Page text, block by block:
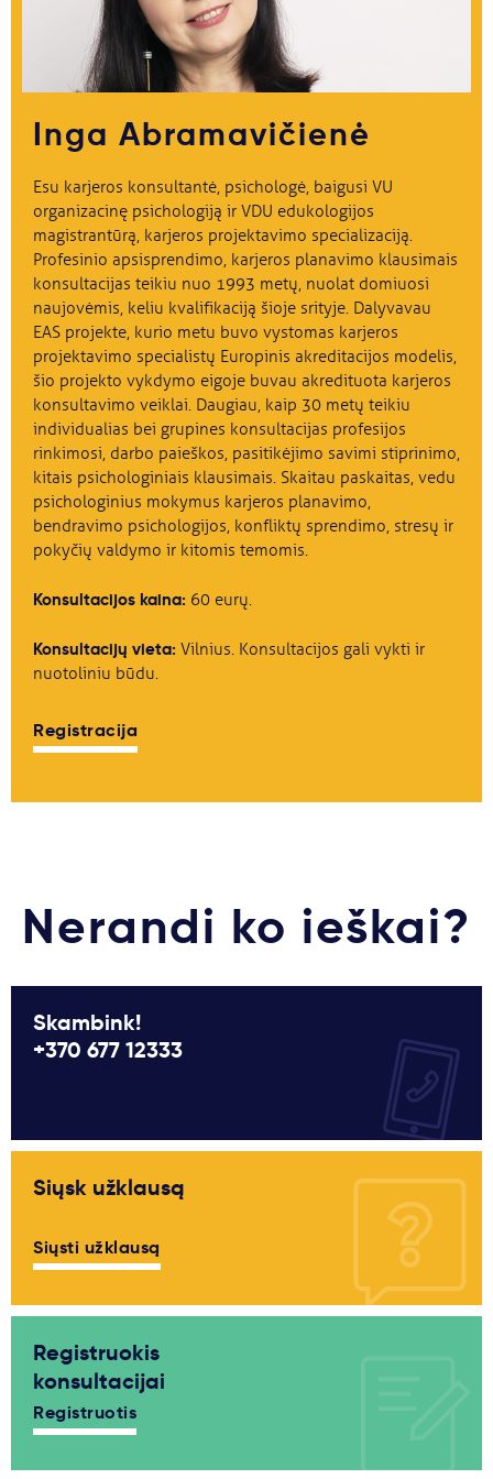
Svarbu
Paslaugos
Naujienos
Inga Abramavičienė
Esu karjeros konsultantė, psichologė, baigusi VU
organizacinę psichologiją ir VDU edukologijos
magistrantūrą, karjeros projektavimo specializaciją.
Profesinio apsisprendimo, karjeros planavimo klausimais
konsultacijas teikiu nuo 1993 metų, nuolat domiuosi
naujovėmis, keliu kvalifikaciją šioje srityje. Dalyvavau
EAS projekte, kurio metu buvo vystomas karjeros
projektavimo specialistų Europinis akreditacijos modelis,
šio projekto vykdymo eigoje buvau akredituota karjeros
konsultavimo veiklai. Daugiau, kaip 30 metų teikiu
individualias bei grupines konsultacijas profesijos
rinkimosi, darbo paieškos, pasitikėjimo savimi stiprinimo,
kitais psichologiniais klausimais. Skaitau paskaitas, vedu
psichologinius mokymus karjeros planavimo,
bendravimo psichologijos, konfliktų sprendimo, stresų ir
pokyčių valdymo ir kitomis temomis.
Konsultacijos kaina: 60 eurų.
Konsultacijų vieta: Vilnius. Konsultacijos gali vykti ir
nuotoliniu būdu.
Registracija
Nerandi ko ieškai?
Skambink!
+370 677 12333
Siųsk užklausą
Siųsti užklausą
Registruokis
konsultacijai
Registruotis